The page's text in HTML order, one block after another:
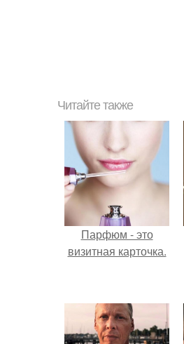
Читайте также
Парфюм - это
визитная карточка.